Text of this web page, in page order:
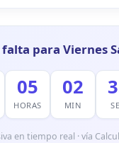
para Viernes
05
HORAS
02
MIN
en tiempo real · vía